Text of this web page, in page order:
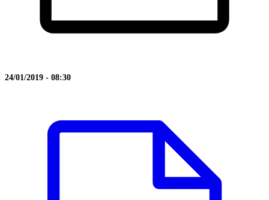
24/01/2019 - 08:30